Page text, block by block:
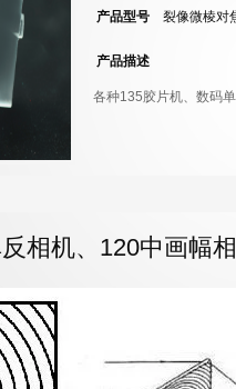
产品型号 裂像微棱对
产品描述
各种135胶片机、数码
相机、120中画幅